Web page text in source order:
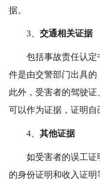
据。
3、 交通相关证据
包括事故责任认
件是由交警部门出具的
此外，受害者的驾驶
可以作为证据，证明自
4、 其他证据
如受害者的误工证
的身份证明和收入证